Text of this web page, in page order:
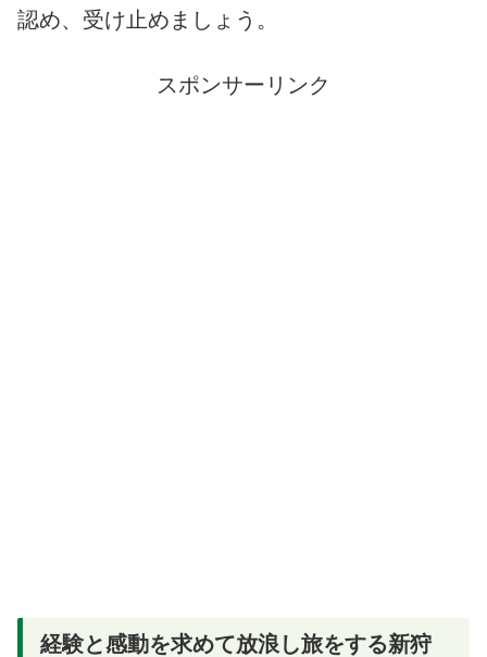
認め、受け止めましょう。
スポンサーリンク
経験と感動を求めて放浪し旅をする新狩